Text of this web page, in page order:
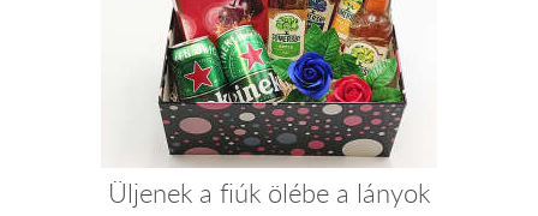
Üljenek a fiúk ölébe a lányok